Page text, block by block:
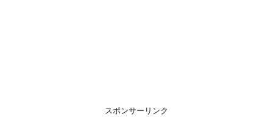
スポンサーリンク